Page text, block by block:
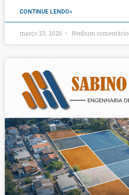
CONTINUE LENDO»
março 23, 2026 Nenhum comentário